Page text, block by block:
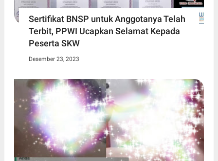
Sertifikat BNSP untuk Anggotanya Telah
Terbit, PPWI Ucapkan Selamat Kepada
Peserta SKW
Desember 23, 2023